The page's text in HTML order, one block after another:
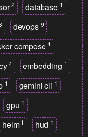
2 database 1
devops 9
compose 1
4 embedding 1
1 gemini cli 1
gpu 1
helm 1 hud 1